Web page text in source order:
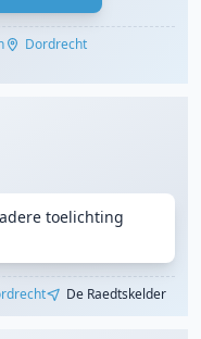
Dordrecht
toelichting
De Raedtskelder